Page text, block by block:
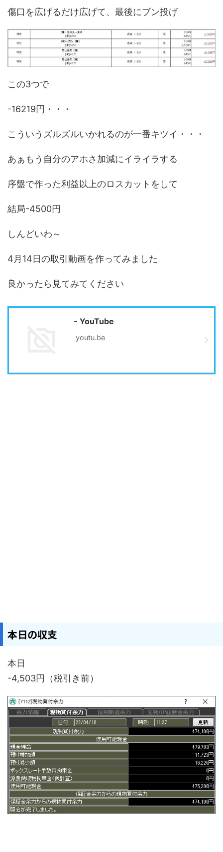
傷口を広げるだけ広げて、最後にブン投げ
この3つで
-16219円・・・
こういうズルズルいかれるのが一番キツイ・・・
あぁもう自分のアホさ加減にイライラする
序盤で作った利益以上のロスカットをして
結局-4500円
しんどいわ～
4月14日の取引動画を作ってみました
良かったら見てみてください
- YouTube
youtu.be
本日の収支
本日
-4,503円（税引き前）